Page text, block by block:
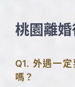
桃園離
Q1. 外遇一
嗎？